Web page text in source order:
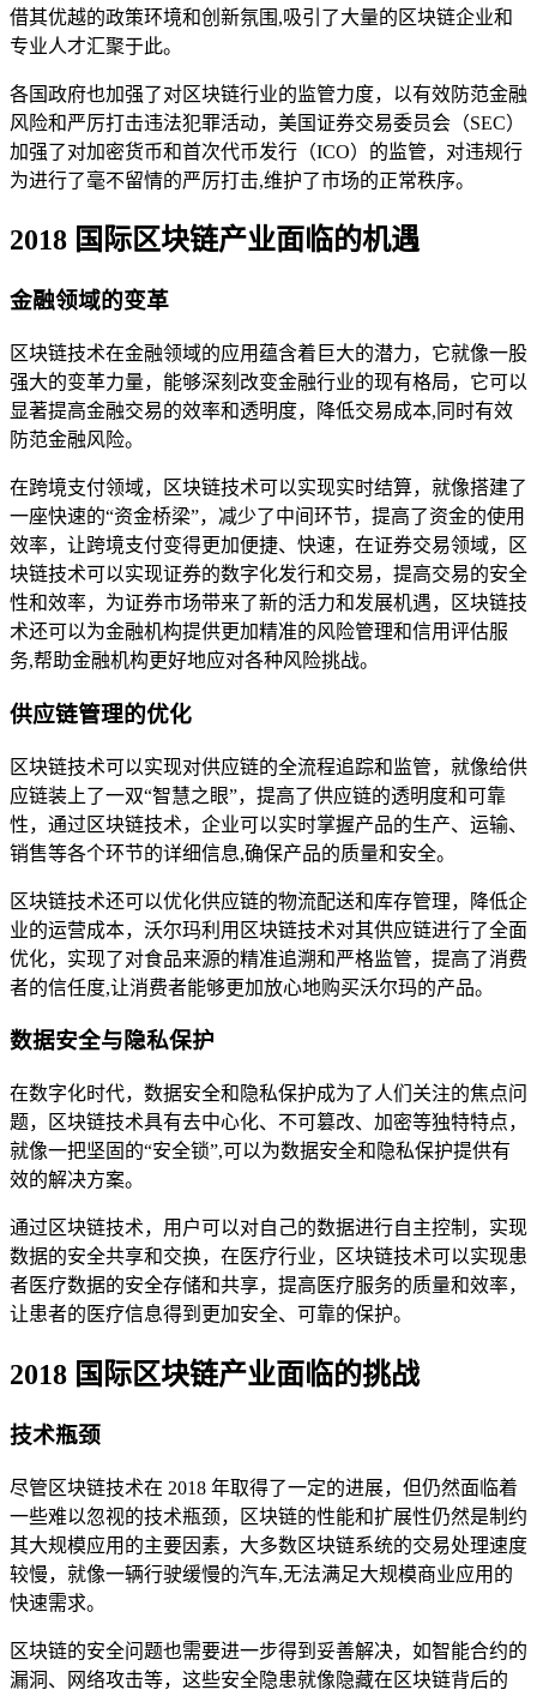
借其优越的政策环境和创新氛围,吸引了大量的区块链企业和
专业人才汇聚于此。
各国政府也加强了对区块链行业的监管力度，以有效防范金融
风险和严厉打击违法犯罪活动，美国证券交易委员会（SEC）
加强了对加密货币和首次代币发行（ICO）的监管，对违规行
为进行了毫不留情的严厉打击,维护了市场的正常秩序。
2018 国际区块链产业面临的机遇
金融领域的变革
区块链技术在金融领域的应用蕴含着巨大的潜力，它就像一股
强大的变革力量，能够深刻改变金融行业的现有格局，它可以
显著提高金融交易的效率和透明度，降低交易成本,同时有效
防范金融风险。
在跨境支付领域，区块链技术可以实现实时结算，就像搭建了
一座快速的“资金桥梁”，减少了中间环节，提高了资金的使用
效率，让跨境支付变得更加便捷、快速，在证券交易领域，区
块链技术可以实现证券的数字化发行和交易，提高交易的安全
性和效率，为证券市场带来了新的活力和发展机遇，区块链技
术还可以为金融机构提供更加精准的风险管理和信用评估服
务,帮助金融机构更好地应对各种风险挑战。
供应链管理的优化
区块链技术可以实现对供应链的全流程追踪和监管，就像给供
应链装上了一双“智慧之眼”，提高了供应链的透明度和可靠
性，通过区块链技术，企业可以实时掌握产品的生产、运输、
销售等各个环节的详细信息,确保产品的质量和安全。
区块链技术还可以优化供应链的物流配送和库存管理，降低企
业的运营成本，沃尔玛利用区块链技术对其供应链进行了全面
优化，实现了对食品来源的精准追溯和严格监管，提高了消费
者的信任度,让消费者能够更加放心地购买沃尔玛的产品。
数据安全与隐私保护
在数字化时代，数据安全和隐私保护成为了人们关注的焦点问
题，区块链技术具有去中心化、不可篡改、加密等独特特点，
就像一把坚固的“安全锁”,可以为数据安全和隐私保护提供有
效的解决方案。
通过区块链技术，用户可以对自己的数据进行自主控制，实现
数据的安全共享和交换，在医疗行业，区块链技术可以实现患
者医疗数据的安全存储和共享，提高医疗服务的质量和效率，
让患者的医疗信息得到更加安全、可靠的保护。
2018 国际区块链产业面临的挑战
技术瓶颈
尽管区块链技术在 2018 年取得了一定的进展，但仍然面临着
一些难以忽视的技术瓶颈，区块链的性能和扩展性仍然是制约
其大规模应用的主要因素，大多数区块链系统的交易处理速度
较慢，就像一辆行驶缓慢的汽车,无法满足大规模商业应用的
快速需求。
区块链的安全问题也需要进一步得到妥善解决，如智能合约的
漏洞、网络攻击等，这些安全隐患就像隐藏在区块链背后的